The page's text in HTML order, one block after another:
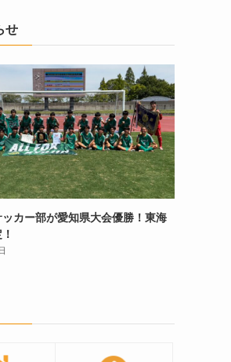
せ
カー部が愛知県大会優勝！東海